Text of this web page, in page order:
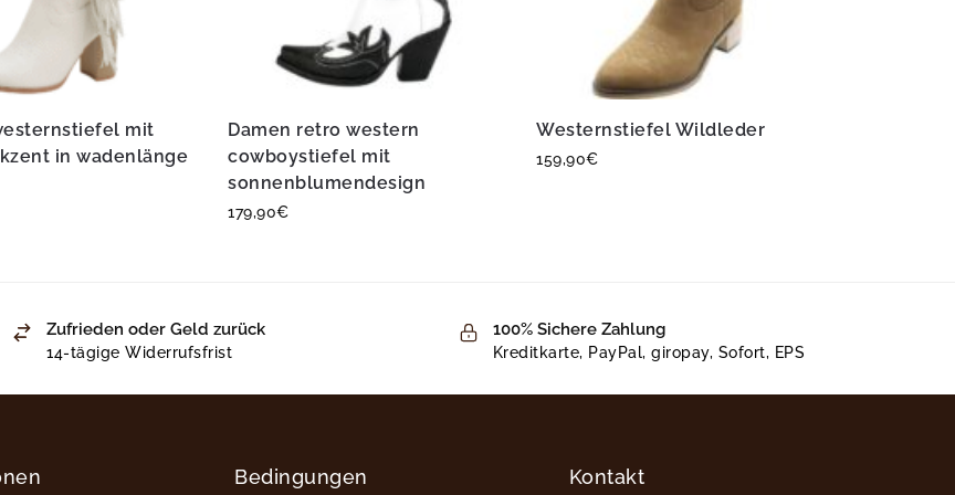
mit
in wadenlänge
Damen retro western
cowboystiefel mit
sonnenblumendesign
179,90€
Westernstiefel Wildleder
159,90€
Zufrieden oder Geld zurück
14-tägige Widerrufsfrist
100% Sichere Zahlung
Kreditkarte, PayPal, giropay, Sofort, EPS
Bedingungen Kontakt